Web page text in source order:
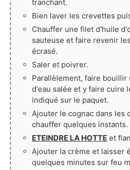
tranchant.
Bien laver les crevettes
Chauffer une filet d'huile
sauteuse et faire revenir
écrasé.
Saler et poivrer.
Parallèlement, faire bouillir
d'eau salée et y faire cuire
indiqué sur le paquet.
Ajouter le cognac dans les
chauffer quelques instants.
ETEINDRE LA HOTTE et
Ajouter la crème et laisser
quelques minutes sur feu